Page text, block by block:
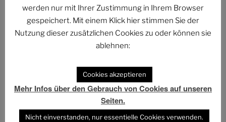
ARCHIV
Archiv
KATEGORIEN
Kategorien
werden nur mit Ihrer Zustimmung in Ihrem Browser
gespeichert. Mit einem Klick hier stimmen Sie der
Nutzung dieser zusätzlichen Cookies zu oder können sie
ablehnen:
Cookies akzeptieren
Mehr Infos über den Gebrauch von Cookies auf unseren
Seiten.
Nicht einverstanden, nur essentielle Cookies verwenden.